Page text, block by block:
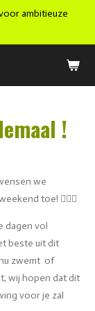
ambitieuze
!
we
toe! 🏊‍♂️💦
dagen vol
beste uit dit
zwemt of
wij hopen dat dit
voor je zal